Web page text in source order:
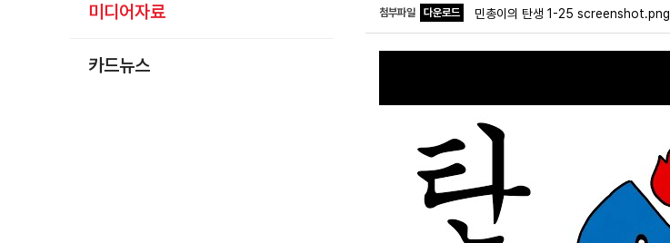
미디어자료
카드뉴스
첨부파일 다운로드 민총이의 탄생 1-25 screenshot.png